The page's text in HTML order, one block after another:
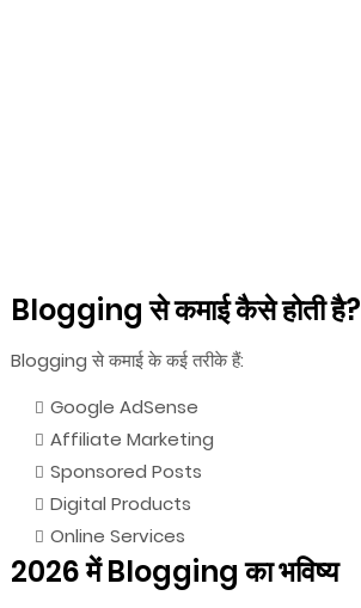
Blogging से कमाई कैसे होती है?
Blogging से कमाई के कई तरीके हैं:
Google AdSense
Affiliate Marketing
Sponsored Posts
Digital Products
Online Services
2026 में Blogging का भविष्य